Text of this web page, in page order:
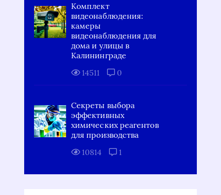
Комплект
видеонаблюдения:
камеры
видеонаблюдения для
дома и улицы в
Калининграде
14511
0
Секреты выбора
эффективных
химических реагентов
для производства
10814
1